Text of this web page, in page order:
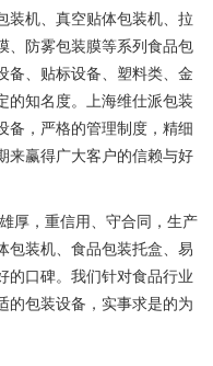
装机、真空贴体包装机、拉
、防雾包装膜等系列食品包
备、贴标设备、塑料类、金
的知名度。上海维仕派包装
备，严格的管理制度，精细
来赢得广大客户的信赖与好
，重信用、守合同，生产
包装机、食品包装托盒、易
的口碑。我们针对食品行业
的包装设备，实事求是的为